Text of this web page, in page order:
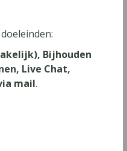
Bijhouden
Live Chat,
mail.